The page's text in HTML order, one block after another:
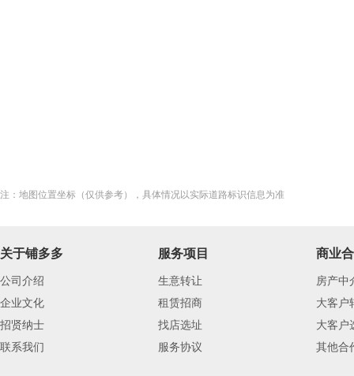
注：地图位置坐标（仅供参考），具体情况以实际道路标识信息为准
关于铺多多
公司介绍
企业文化
招贤纳士
联系我们
服务项目
生意转让
租赁招商
找店选址
服务协议
商业
房产中
大客户
大客户
其他合